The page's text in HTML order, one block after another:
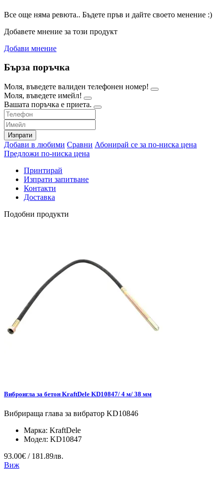
Все още няма ревюта.. Бъдете пръв и дайте своето менение :)
Добавете мнение за този продукт
Добави мнение
Бърза поръчка
Моля, въведете валиден телефонен номер!
Моля, въведете имейл!
Вашата поръчка е приета.
Изпрати
Добави в любими Сравни Абонирай се за по-ниска цена
Предложи по-ниска цена
Принтирай
Изпрати запитване
Контакти
Доставка
Подобни продукти
Виброигла за бетон KraftDele KD10847/ 4 м/ 38 мм
Вибрираща глава за вибратор KD10846
Марка: KraftDele
Модел: KD10847
93.00€ / 181.89лв.
Виж